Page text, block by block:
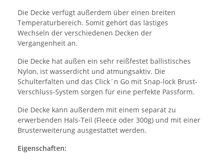
Die Decke verfügt außerdem über einen breiten
Temperaturbereich. Somit gehört das lästiges
Wechseln der verschiedenen Decken der
Vergangenheit an.
Die Decke hat außen ein sehr reißfestet ballistisches
Nylon, ist wasserdicht und atmungsaktiv. Die
Schulterfalten und das Click´n Go mit Snap-lock Brust-
Verschluss-System sorgen für eine perfekte Passform.
Die Decke kann außerdem mit einem separat zu
erwerbenden Hals-Teil (Fleece oder 300g) und mit einer
Brusterweiterung ausgestattet werden.
Eigenschaften: